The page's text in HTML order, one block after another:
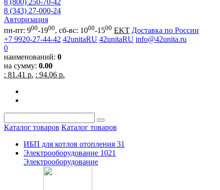
8 (800) 250-70-42
8 (343) 27-000-24
Авторизация
пн-пт: 900-1900, сб-вс: 1000-1500 EKT Доставка по России
+7 9920-27-44-42 42unitaRU 42unitaRU info@42unita.ru
0
наименований: 0
на сумму: 0.00
: 81.41 р. : 94.06 р.
Каталог товаров Каталог товаров
ИБП для котлов отопления 31
Электрооборудование 1021
Электрооборудование